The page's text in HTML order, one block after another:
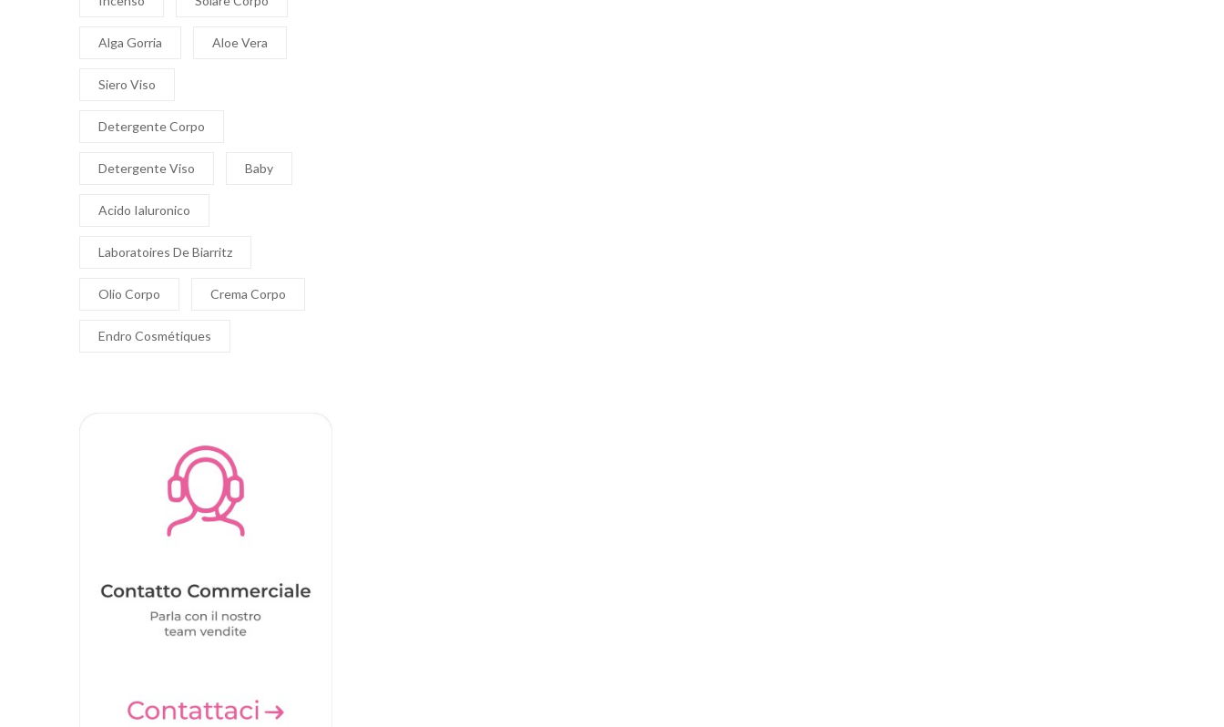
Alga Gorria Aloe Vera
Siero Viso
Detergente Corpo
Detergente Viso Baby
Acido Ialuronico
Laboratoires De Biarritz
Olio Corpo Crema Corpo
Endro Cosmétiques